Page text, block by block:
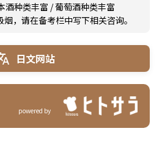
酒种类丰富 /葡萄酒种类丰富
，请在备考栏中写下相关咨询。
日文网站
powered by